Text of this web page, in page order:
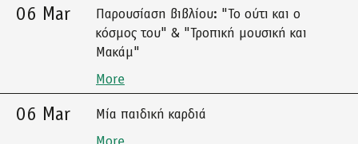
06 Mar
Παρουσίαση βιβλίου: "Το ούτι και ο
κόσμος του" & "Τροπική μουσική και
Μακάμ"
More
06 Mar
Μία παιδική καρδιά